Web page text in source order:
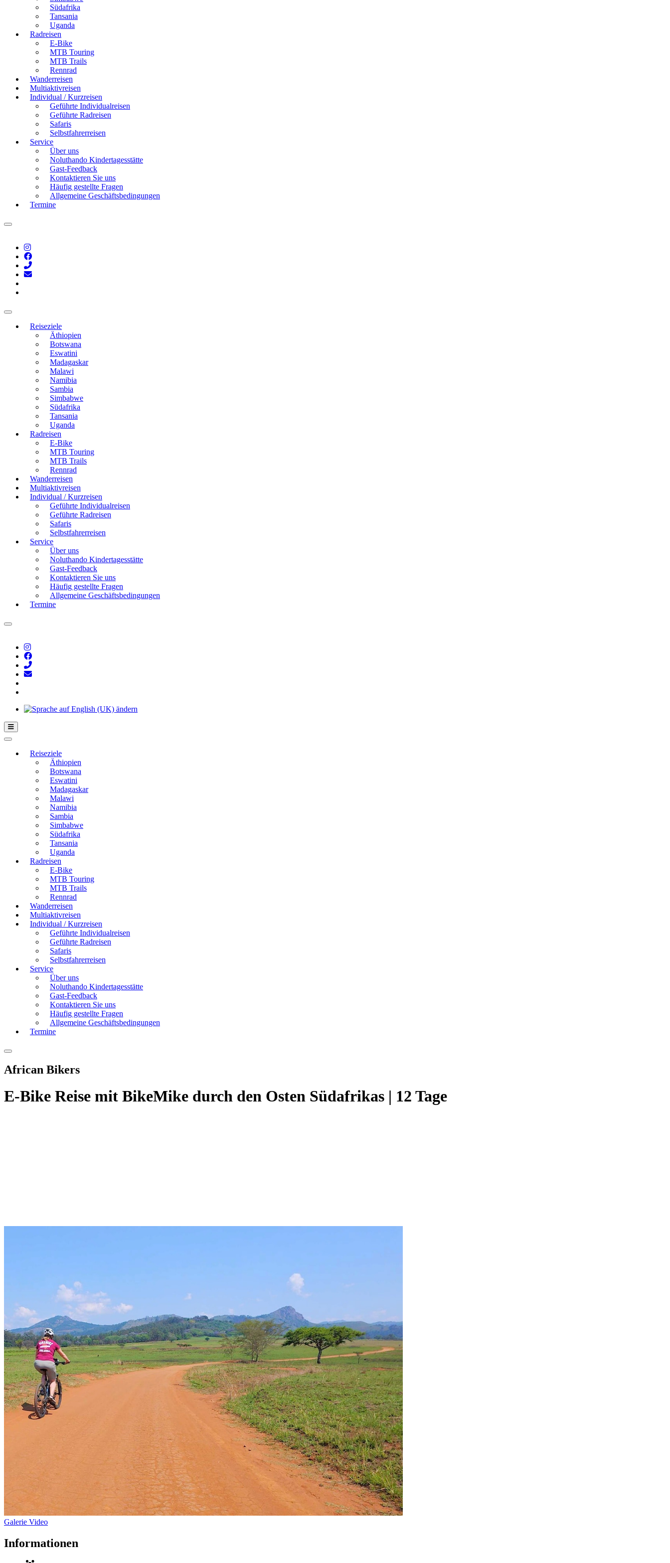
Südafrika
Tansania
Uganda
Radreisen
E-Bike
MTB Touring
MTB Trails
Rennrad
Wanderreisen
Multiaktivreisen
Individual / Kurzreisen
Geführte Individualreisen
Geführte Radreisen
Safaris
Selbstfahrerreisen
Service
Über uns
Noluthando Kindertagesstätte
Gast-Feedback
Kontaktieren Sie uns
Häufig gestellte Fragen
Allgemeine Geschäftsbedingungen
Termine
Reiseziele
Äthiopien
Botswana
Eswatini
Madagaskar
Malawi
Namibia
Sambia
Simbabwe
Südafrika
Tansania
Uganda
Radreisen
E-Bike
MTB Touring
MTB Trails
Rennrad
Wanderreisen
Multiaktivreisen
Individual / Kurzreisen
Geführte Individualreisen
Geführte Radreisen
Safaris
Selbstfahrerreisen
Service
Über uns
Noluthando Kindertagesstätte
Gast-Feedback
Kontaktieren Sie uns
Häufig gestellte Fragen
Allgemeine Geschäftsbedingungen
Termine
Hamburger Toggle-Menü
Reiseziele
Äthiopien
Botswana
Eswatini
Madagaskar
Malawi
Namibia
Sambia
Simbabwe
Südafrika
Tansania
Uganda
Radreisen
E-Bike
MTB Touring
MTB Trails
Rennrad
Wanderreisen
Multiaktivreisen
Individual / Kurzreisen
Geführte Individualreisen
Geführte Radreisen
Safaris
Selbstfahrerreisen
Service
Über uns
Noluthando Kindertagesstätte
Gast-Feedback
Kontaktieren Sie uns
Häufig gestellte Fragen
Allgemeine Geschäftsbedingungen
Termine
African Bikers
E-Bike Reise mit BikeMike durch den Osten Südafrikas | 12 Tage
Galerie Video
Informationen